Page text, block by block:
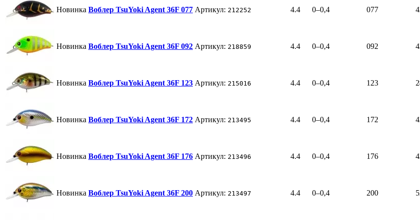
Новинка Воблер TsuYoki Agent 36F 077 Артикул: 212252 4.4 0–0,4 077
Новинка Воблер TsuYoki Agent 36F 092 Артикул: 218859 4.4 0–0,4 092
Новинка Воблер TsuYoki Agent 36F 123 Артикул: 215016 4.4 0–0,4 123
Новинка Воблер TsuYoki Agent 36F 172 Артикул: 213495 4.4 0–0,4 172
Новинка Воблер TsuYoki Agent 36F 176 Артикул: 213496 4.4 0–0,4 176
Новинка Воблер TsuYoki Agent 36F 200 Артикул: 213497 4.4 0–0,4 200